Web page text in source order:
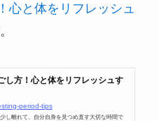
心と体をリフレッシュ
し方！心と体をリフレッシュす
period-tips
し離れて、自分自身を見つめ直す大切な時間で